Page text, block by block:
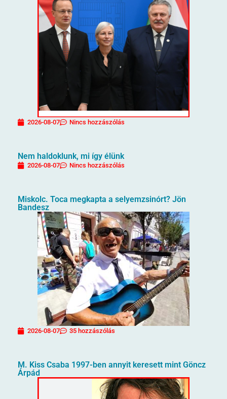
2026-08-07 Nincs hozzászólás
Nem haldoklunk, mi így élünk
2026-08-07 Nincs hozzászólás
Miskolc. Toca megkapta a selyemzsinórt? Jön
Bandesz
2026-08-07 35 hozzászólás
M. Kiss Csaba 1997-ben annyit keresett mint Göncz
Árpád